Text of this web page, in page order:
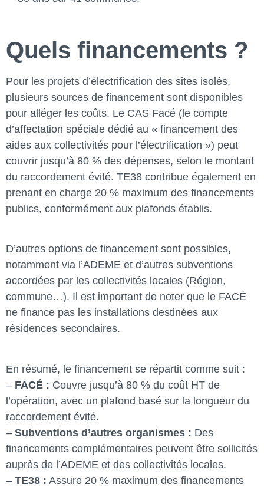
Quels financements ?
Pour les projets d’électrification des sites isolés,
plusieurs sources de financement sont disponibles
pour alléger les coûts. Le CAS Facé (le compte
d’affectation spéciale dédié au « financement des
aides aux collectivités pour l’électrification ») peut
couvrir jusqu’à 80 % des dépenses, selon le montant
du raccordement évité. TE38 contribue également en
prenant en charge 20 % maximum des financements
publics, conformément aux plafonds établis.
D’autres options de financement sont possibles,
notamment via l’ADEME et d’autres subventions
accordées par les collectivités locales (Région,
commune…). Il est important de noter que le FACÉ
ne finance pas les installations destinées aux
résidences secondaires.
En résumé, le financement se répartit comme suit :
– FACÉ : Couvre jusqu’à 80 % du coût HT de
l’opération, avec un plafond basé sur la longueur du
raccordement évité.
– Subventions d’autres organismes : Des
financements complémentaires peuvent être sollicités
auprès de l’ADEME et des collectivités locales.
– TE38 : Assure 20 % maximum des financements